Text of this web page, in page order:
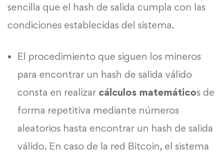
sencilla que el hash de salida cumpla con las
condiciones establecidas del sistema.
El procedimiento que siguen los mineros
para encontrar un hash de salida válido
consta en realizar cálculos matemáticos de
forma repetitiva mediante números
aleatorios hasta encontrar un hash de salida
válido. En caso de la red Bitcoin, el sistema